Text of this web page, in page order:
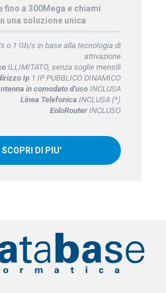
fino a 300Mega e chiami
una soluzione unica
o 1 Gb/s in base alla tecnologia di
attivazione
ILLIMITATO, senza soglie mensili
Ip1 IP PUBBLICO DINAMICO
in comodato d'usoINCLUSA
Linea TelefonicaINCLUSA (*)
EoloRouterINCLUSO
SCOPRI DI PIU'